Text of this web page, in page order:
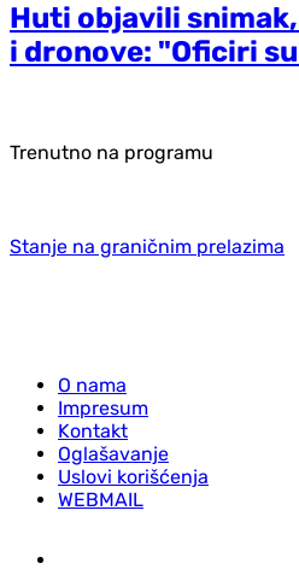
Huti objavili
i dronove: "Oficiri
Trenutno na programu
Stanje na graničnim prelazima
O nama
Impresum
Kontakt
Oglašavanje
Uslovi korišćenja
WEBMAIL